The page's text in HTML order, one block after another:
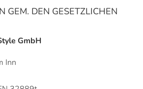
GEM. DEN GESETZLICHEN
GmbH
Inn